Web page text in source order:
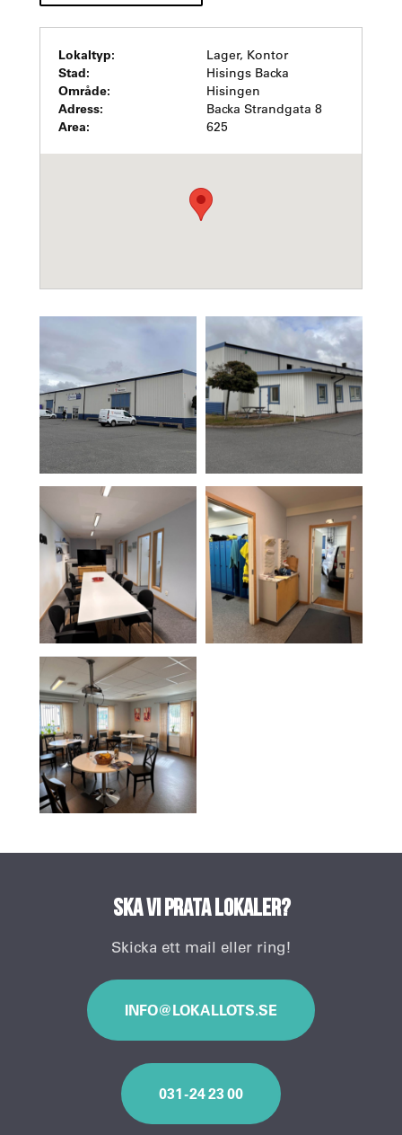
Lokaltyp: Lager, Kontor
Stad: Hisings Backa
Område: Hisingen
Adress: Backa Strandgata 8
Area: 625
Ska vi prata lokaler?
Skicka ett mail eller ring!
INFO@LOKALLOTS.SE
031 - 24 23 00